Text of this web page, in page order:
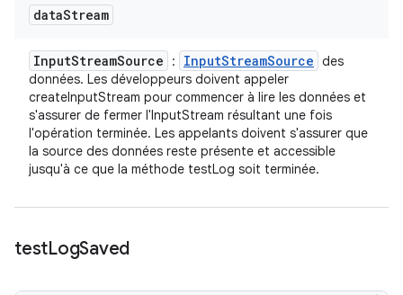
dataStream
InputStreamSource : InputStreamSource des
données. Les développeurs doivent appeler
createInputStream pour commencer à lire les données et
s'assurer de fermer l'InputStream résultant une fois
l'opération terminée. Les appelants doivent s'assurer que
la source des données reste présente et accessible
jusqu'à ce que la méthode testLog soit terminée.
testLogSaved